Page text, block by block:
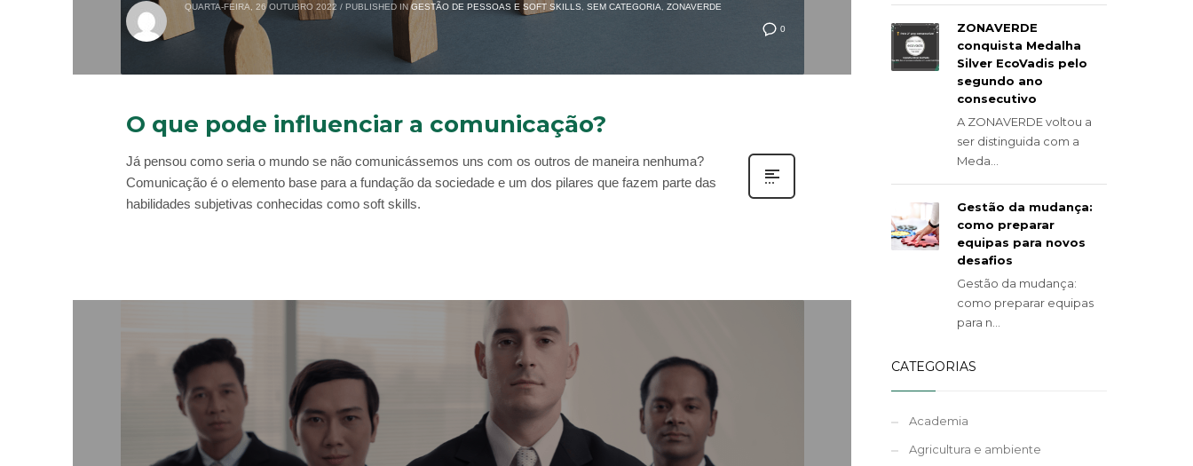
0
QUARTA-FEIRA, 26 OUTUBRO 2022 / PUBLISHED IN GESTÃO DE PESSOAS E SOFT SKILLS ,SEM CATEGORIA ,ZONAVERDE
O que pode influenciar a comunicação?
Já pensou como seria o mundo se não comunicássemos uns com os outros de maneira nenhuma?
Comunicação é o elemento base para a fundação da sociedade e um dos pilares que fazem parte das
habilidades subjetivas conhecidas como soft skills.
ZONAVERDE
conquista Medalha
Silver EcoVadis pelo
segundo ano
consecutivo
A ZONAVERDE voltou a
ser distinguida com a
Meda...
Gestão da mudança:
como preparar
equipas para novos
desafios
Gestão da mudança:
como preparar equipas
para n...
CATEGORIAS
Academia
Agricultura e ambiente